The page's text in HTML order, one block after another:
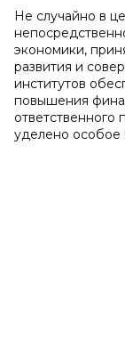
Не случайно в
экономики,
развития и
институтов
повышения
ответственного
уделено особое